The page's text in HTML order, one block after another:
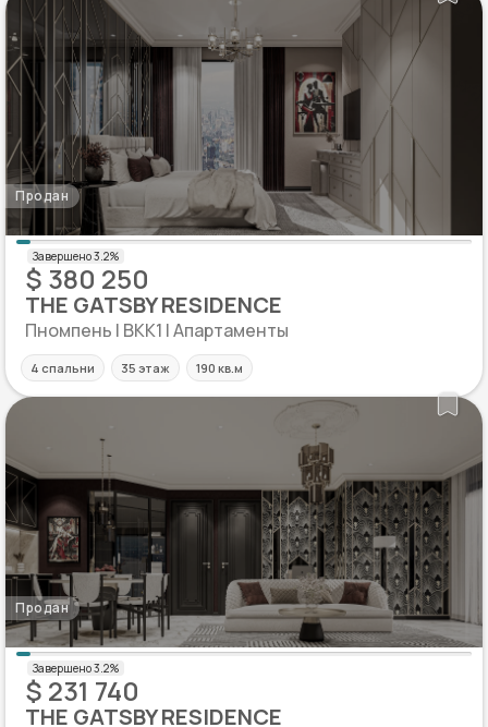
Продан
$ 380 250
THE GATSBY RESIDENCE
Пномпень | BKK1 | Апартаменты
4 спальни 35 этаж 190 кв.м
Продан
$ 231 740
THE GATSBY RESIDENCE